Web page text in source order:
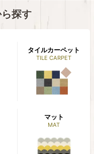
材
探す
タイルカーペット
TILE CARPET
マット
MAT